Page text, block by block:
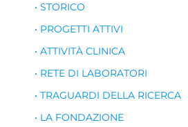
• STORICO
• PROGETTI ATTIVI
• ATTIVITÀ CLINICA
• RETE DI LABORATORI
• TRAGUARDI DELLA RICERCA
• LA FONDAZIONE